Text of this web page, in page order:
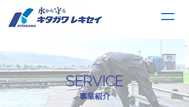
SERVICE
事業紹介